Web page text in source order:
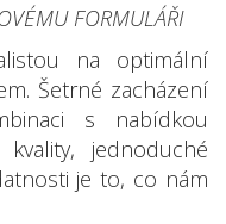
FORMULÁŘI
na optimální
Šetrné zacházení
s nabídkou
jednoduché
je to, co nám